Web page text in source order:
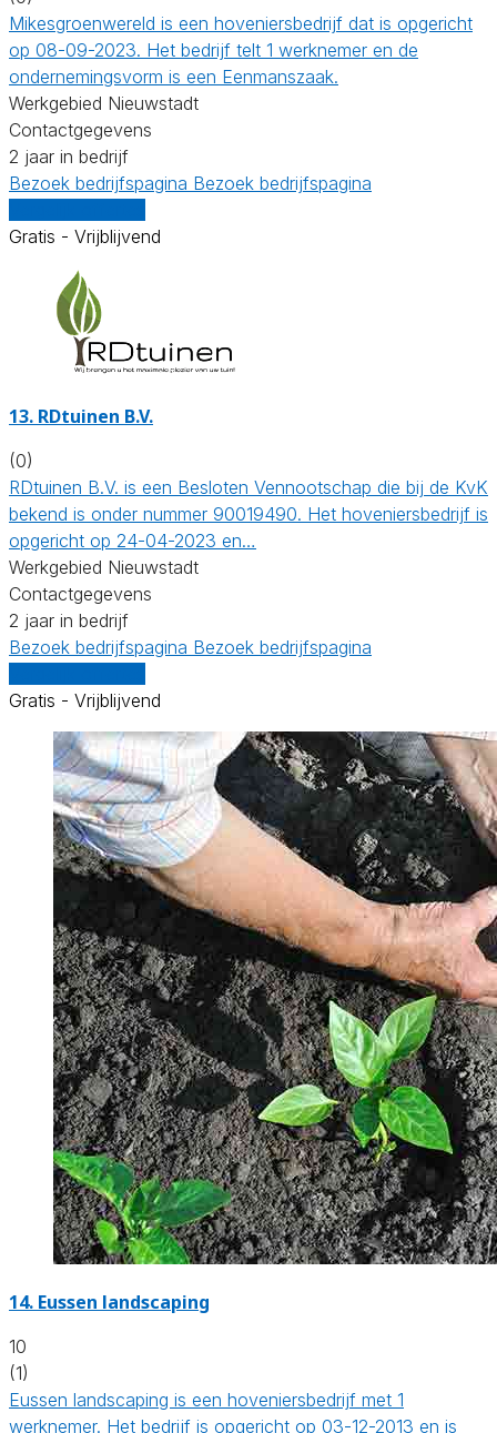
Mikesgroenwereld is een hoveniersbedrijf dat is opgericht
op 08-09-2023. Het bedrijf telt 1 werknemer en de
ondernemingsvorm is een Eenmanszaak.
Werkgebied Nieuwstadt
Contactgegevens
2 jaar in bedrijf
Bezoek bedrijfspagina Bezoek bedrijfspagina
Gratis - Vrijblijvend
13. RDtuinen B.V.
(0)
RDtuinen B.V. is een Besloten Vennootschap die bij de KvK
bekend is onder nummer 90019490. Het hoveniersbedrijf is
opgericht op 24-04-2023 en…
Werkgebied Nieuwstadt
Contactgegevens
2 jaar in bedrijf
Bezoek bedrijfspagina Bezoek bedrijfspagina
Gratis - Vrijblijvend
14. Eussen landscaping
10
(1)
Eussen landscaping is een hoveniersbedrijf met 1
werknemer. Het bedrijf is opgericht op 03-12-2013 en is